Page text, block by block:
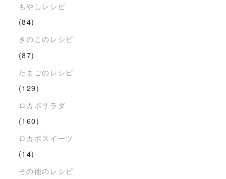
もやしレシピ
(84)
きのこのレシピ
(87)
たまごのレシピ
(129)
ロカボサラダ
(160)
ロカボスイーツ
(14)
その他のレシピ